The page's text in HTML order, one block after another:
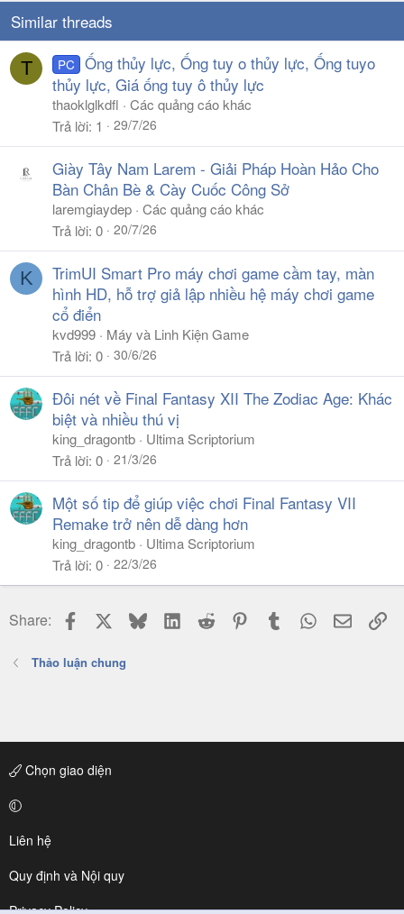
Similar threads
T PC Ống thủy lực, Ống tuy o thủy lực, Ống tuyo
thủy lực, Giá ống tuy ô thủy lực
thaoklglkdfl
Các quảng cáo khác
Trả lời 1 29/7/26
Giày Tây Nam Larem - Giải Pháp Hoàn Hảo Cho
Bàn Chân Bè & Cày Cuốc Công Sở
laremgiaydep Các quảng cáo khác
Trả lời 0 20/7/26
K
TrimUI Smart Pro máy chơi game cầm tay, màn
hình HD, hỗ trợ giả lập nhiều hệ máy chơi game
cổ điển
kvd999
Máy và Linh Kiện Game
Trả lời 0 30/6/26
Đôi nét về Final Fantasy XII The Zodiac Age: Khác
biệt và nhiều thú vị
king_dragontb
Ultima Scriptorium
Trả lời 0 21/3/26
Một số tip để giúp việc chơi Final Fantasy VII
Remake trở nên dễ dàng hơn
king_dragontb
Ultima Scriptorium
Trả lời 0 22/3/26
Share: Facebook BlueskyLinkedIn
Reddit PinterestTumblr WhatsApp
Email
Thảo luận chung
Chọn giao diện
Liên hệ
Quy định và Nội quy
Privacy Policy